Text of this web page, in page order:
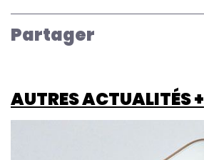
Partager
AUTRES ACTUALITÉS +